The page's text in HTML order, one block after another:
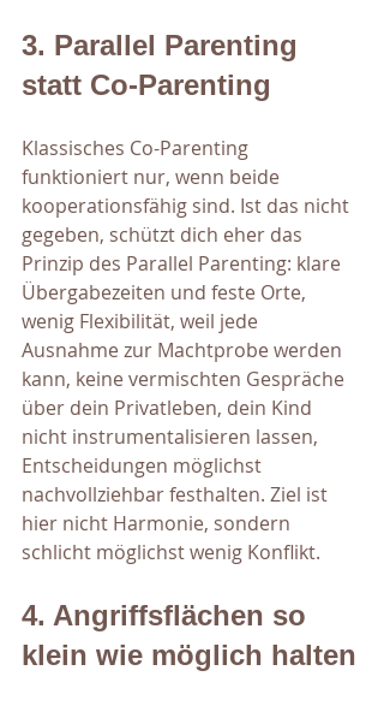
3. Parallel Parenting
statt Co-Parenting
Klassisches Co-Parenting
funktioniert nur, wenn beide
kooperationsfähig sind. Ist das nicht
gegeben, schützt dich eher das
Prinzip des Parallel Parenting: klare
Übergabezeiten und feste Orte,
wenig Flexibilität, weil jede
Ausnahme zur Machtprobe werden
kann, keine vermischten Gespräche
über dein Privatleben, dein Kind
nicht instrumentalisieren lassen,
Entscheidungen möglichst
nachvollziehbar festhalten. Ziel ist
hier nicht Harmonie, sondern
schlicht möglichst wenig Konflikt.
4. Angriffsflächen so
klein wie möglich halten